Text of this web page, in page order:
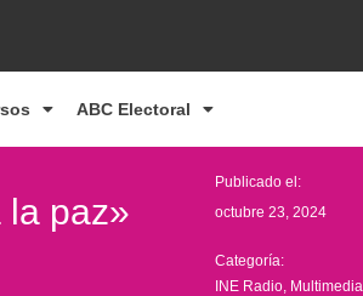
ABC Electoral
la paz»
Publicado el:
octubre 23, 2024
Categoría:
INE Radio Multimedia